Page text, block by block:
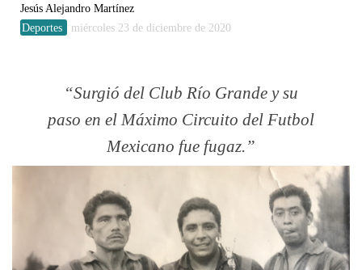
Jesús Alejandro Martínez
Deportes
miércoles 23 de diciembre de 2020
Surgió del Club Río Grande y su
paso en el Máximo Circuito del Futbol
Mexicano fue fugaz.